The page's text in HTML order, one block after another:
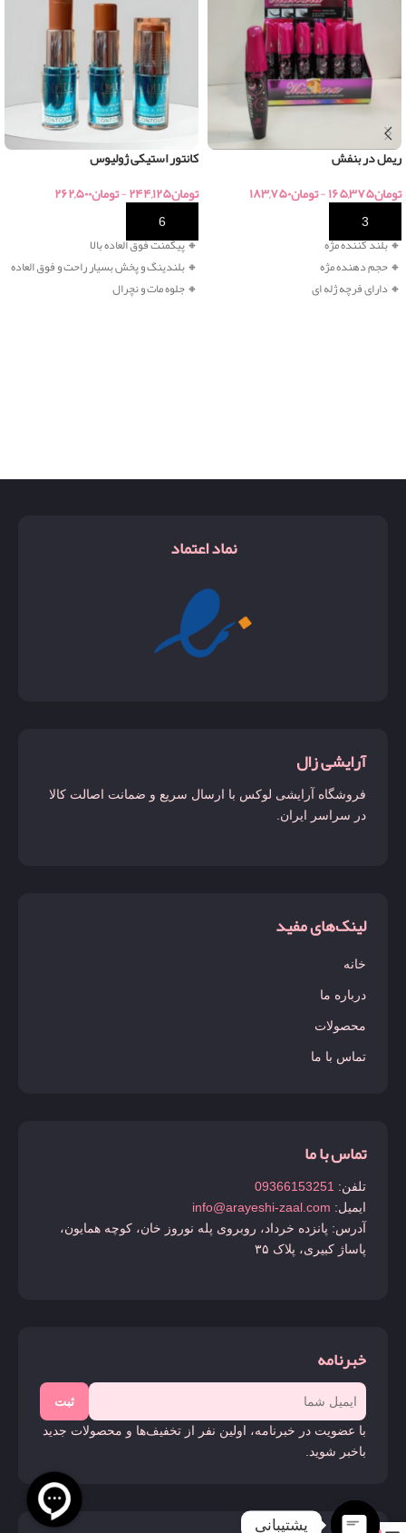
ریمل در بنفش
تومان۱۶۵,۳۷۵-تومان۱۸۳,۷۵۰
🔸 بلند کننده مژه
🔸حجم دهنده مژه
🔸دارای فرچه ژله ای
کانتور استیکی ژولیوس
تومان۲۴۴,۱۲۵-تومان۲۶۲,۵۰۰
خرید
🔸پیگمنت فوق العاده بالا
🔸 بلندینگ و پخش بسیار راحت و فوق العاده
🔸 جلوه مات و نچرال
نماد اعتماد
آرایشی زال
فروشگاه آرایشی لوکس با ارسال سریع و ضمانت اصالت کالا
در سراسر ایران.
لینک‌های مفید
خانه
درباره ما
محصولات
تماس با ما
تماس با ما
تلفن: 09366153251
ایمیل: info@arayeshi-zaal.com
آدرس: پانزده خرداد، روبروی پله نوروز خان، کوچه همایون،
پاساژ کبیری، پلاک ۳۵
خبرنامه
ثبت
با عضویت در خبرنامه، اولین نفر از تخفیف‌ها و محصولات جدید
باخبر شوید.
پشتیبانی